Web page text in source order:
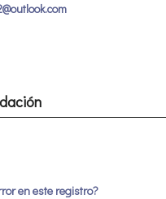
en este registro?